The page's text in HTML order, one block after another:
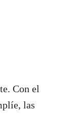
Con el
las